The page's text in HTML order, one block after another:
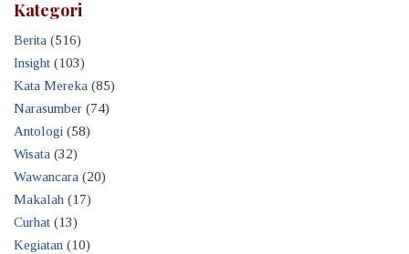
Kategori
Berita (516)
Insight (103)
Kata Mereka (85)
Narasumber (74)
Antologi (58)
Wisata (32)
Wawancara (20)
Makalah (17)
Curhat (13)
Kegiatan (10)